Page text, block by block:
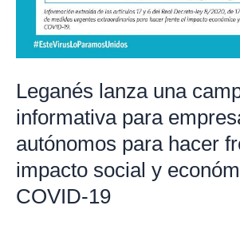
Leganés lanza una
informativa para
autónomos para hacer
impacto social y
COVID-19
COVID-